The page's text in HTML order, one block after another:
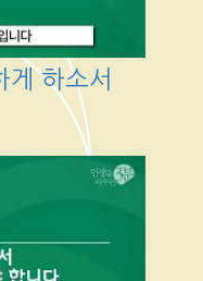
게 하소서